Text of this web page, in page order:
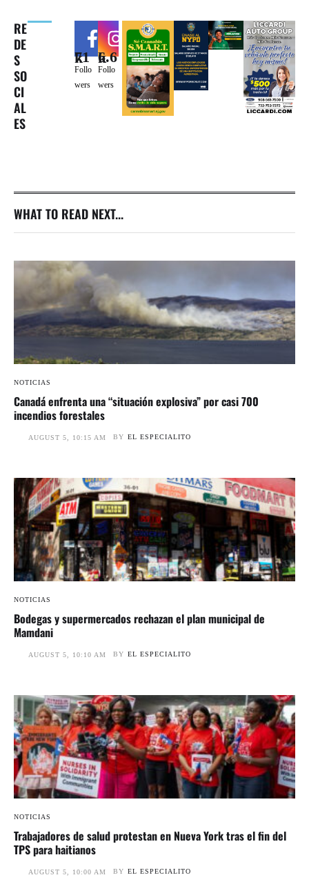
RE
DE
S
SO
CI
AL
ES
71k
Follo
wers
6.6k
Follo
wers
WHAT TO READ NEXT...
NOTICIAS
Canadá enfrenta una “situación explosiva” por casi 700
incendios forestales
AUGUST 5, 10:15 AM BY EL ESPECIALITO
NOTICIAS
Bodegas y supermercados rechazan el plan municipal de
Mamdani
AUGUST 5, 10:10 AM BY EL ESPECIALITO
NOTICIAS
Trabajadores de salud protestan en Nueva York tras el fin del
TPS para haitianos
AUGUST 5, 10:00 AM BY EL ESPECIALITO